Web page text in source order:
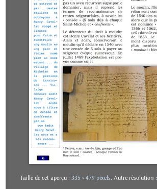
Taille de cet aperçu : 335 × 479 pixels. Autre résolution :